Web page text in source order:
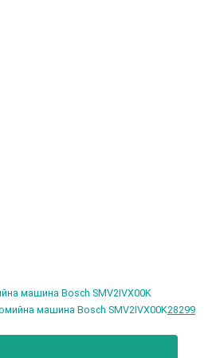
машина Bosch SMV2IVX00K28299